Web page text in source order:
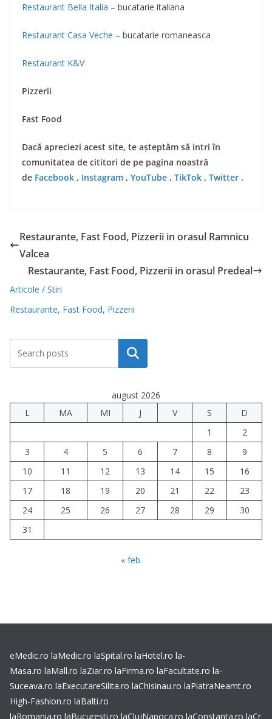
Restaurant Bella Italia – bucatarie italiana
Restaurant Casa Veche – bucatarie romaneasca
Restaurant K&V
Pizzerii
Fast Food
Dacă apreciezi acest site, te așteptăm să intri în
comunitatea de cititori de pe pagina noastră
de Facebook , Instagram , YouTube , TikTok , Twitter .
Restaurante, Fast Food, Pizzerii in orasul Ramnicu
Valcea
Restaurante, Fast Food, Pizzerii in orasul Predeal
Articole / Stiri
Restaurante, Fast Food, Pizzerii
Caută
august 2026
L
MA MI J V S
D
1
2
3
4 5 6 7 8
9
10
11 12 13 14 15
16
17
18 19 20 21 22
23
24
25 26 27 28 29
30
31
« feb.
eMedic.ro laMedic.ro laSpital.ro laHotel.ro la-
Masa.ro laMall.ro laZiar.ro laFirma.ro laFacultate.ro la-
Suceava.ro laExecutareSilita.ro laChisinau.ro laPiatraNeamt.ro
High-Fashion.ro laBalti.ro
laRomania.ro laBucuresti.ro laClujNapoca.ro laConstanta.ro laCr